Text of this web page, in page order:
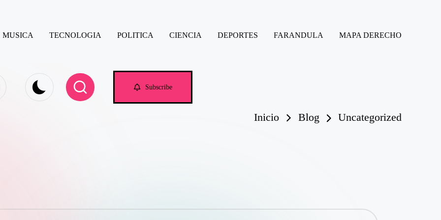
MUSICA TECNOLOGIA POLITICA CIENCIA DEPORTES FARANDULA MAPA DERECHO
Subscribe
Inicio Blog Uncategorized